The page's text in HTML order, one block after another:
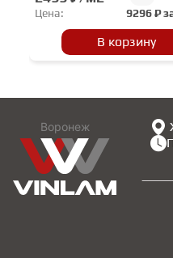
Цена: 9296₽
В корзину
Воронеж